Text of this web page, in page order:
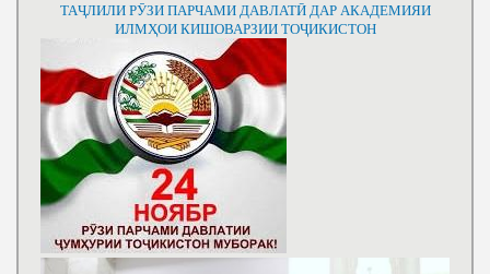
ТАҶЛИЛИ РӮЗИ ПАРЧАМИ ДАВЛАТӢ ДАР АКАДЕМИЯИ
ИЛМҲОИ КИШОВАРЗИИ ТОҶИКИСТОН